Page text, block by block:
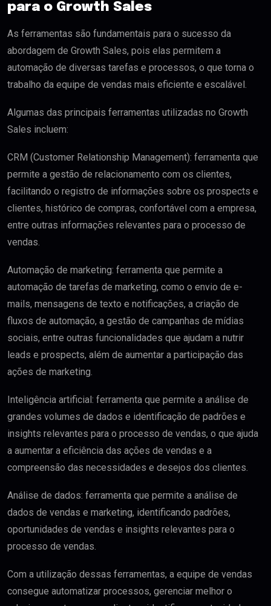
para o Growth Sales
As ferramentas são fundamentais para o sucesso da
abordagem de Growth Sales, pois elas permitem a
automação de diversas tarefas e processos, o que torna o
trabalho da equipe de vendas mais eficiente e escalável.
Algumas das principais ferramentas utilizadas no Growth
Sales incluem:
CRM (Customer Relationship Management): ferramenta que
permite a gestão de relacionamento com os clientes,
facilitando o registro de informações sobre os prospects e
clientes, histórico de compras, confortável com a empresa,
entre outras informações relevantes para o processo de
vendas.
Automação de marketing: ferramenta que permite a
automação de tarefas de marketing, como o envio de e-
mails, mensagens de texto e notificações, a criação de
fluxos de automação, a gestão de campanhas de mídias
sociais, entre outras funcionalidades que ajudam a nutrir
leads e prospects, além de aumentar a participação das
ações de marketing.
Inteligência artificial: ferramenta que permite a análise de
grandes volumes de dados e identificação de padrões e
insights relevantes para o processo de vendas, o que ajuda
a aumentar a eficiência das ações de vendas e a
compreensão das necessidades e desejos dos clientes.
Análise de dados: ferramenta que permite a análise de
dados de vendas e marketing, identificando padrões,
oportunidades de vendas e insights relevantes para o
processo de vendas.
Com a utilização dessas ferramentas, a equipe de vendas
consegue automatizar processos, gerenciar melhor o